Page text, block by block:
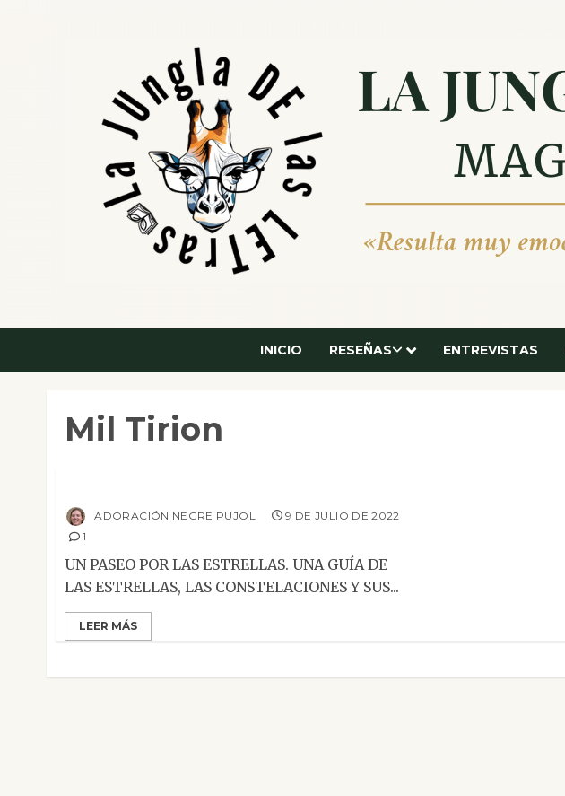
INICIO RESEÑAS ENTREVISTAS
Mil Tirion
Ensayo Reseñas
ADORACIÓN NEGRE PUJOL
9 DE JULIO DE 2022
1
UN PASEO POR LAS ESTRELLAS. UNA GUÍA DE
LAS ESTRELLAS, LAS CONSTELACIONES Y SUS...
LEER MÁS